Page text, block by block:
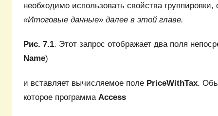
необходимо использовать свойства
«Итоговые данные» далее в этой главе.
Рис. 7.1. Этот запрос отображает два поля
Name)
и вставляет вычисляемое поле PriceWithTax.
которое программа Access